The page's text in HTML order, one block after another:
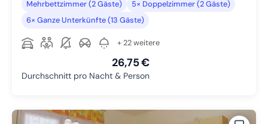
Mehrbettzimmer (2 Gäste)
5× Doppelzimmer (2 Gäste)
6× Ganze Unterkünfte (13 Gäste)
+ 22 weitere
26,75 €
Durchschnitt pro Nacht & Person